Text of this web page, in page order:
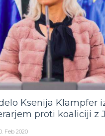
Ksenija Klampfer
proti koaliciji z
Feb 2020